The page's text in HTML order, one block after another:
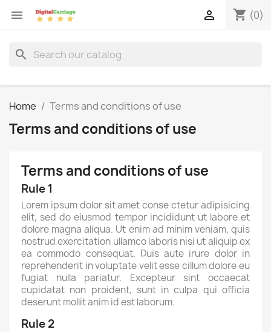
 shopping_cart (0)

search
Home Terms and conditions of use
Terms and conditions of use
Terms and conditions of use
Rule 1
Lorem ipsum dolor sit amet conse ctetur adipisicing
elit, sed do eiusmod tempor incididunt ut labore et
dolore magna aliqua. Ut enim ad minim veniam, quis
nostrud exercitation ullamco laboris nisi ut aliquip ex
ea commodo consequat. Duis aute irure dolor in
reprehenderit in voluptate velit esse cillum dolore eu
fugiat nulla pariatur. Excepteur sint occaecat
cupidatat non proident, sunt in culpa qui officia
deserunt mollit anim id est laborum.
Rule 2